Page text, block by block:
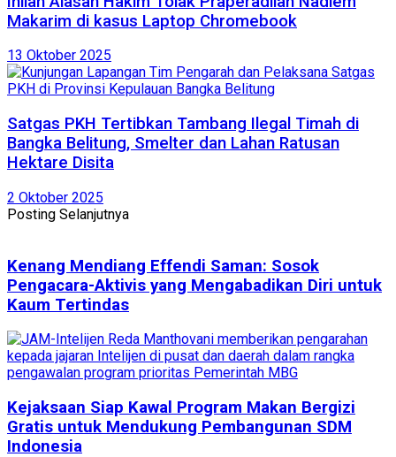
Makarim di kasus Laptop Chromebook
13 Oktober 2025
Satgas PKH Tertibkan Tambang Ilegal Timah di
Bangka Belitung, Smelter dan Lahan Ratusan
Hektare Disita
2 Oktober 2025
Posting Selanjutnya
Kenang Mendiang Effendi Saman: Sosok
Pengacara-Aktivis yang Mengabadikan Diri untuk
Kaum Tertindas
Kejaksaan Siap Kawal Program Makan Bergizi
Gratis untuk Mendukung Pembangunan SDM
Indonesia